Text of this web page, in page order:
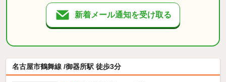
新着メール通知を受け取る
名古屋市鶴舞線 /御器所駅 徒歩3分